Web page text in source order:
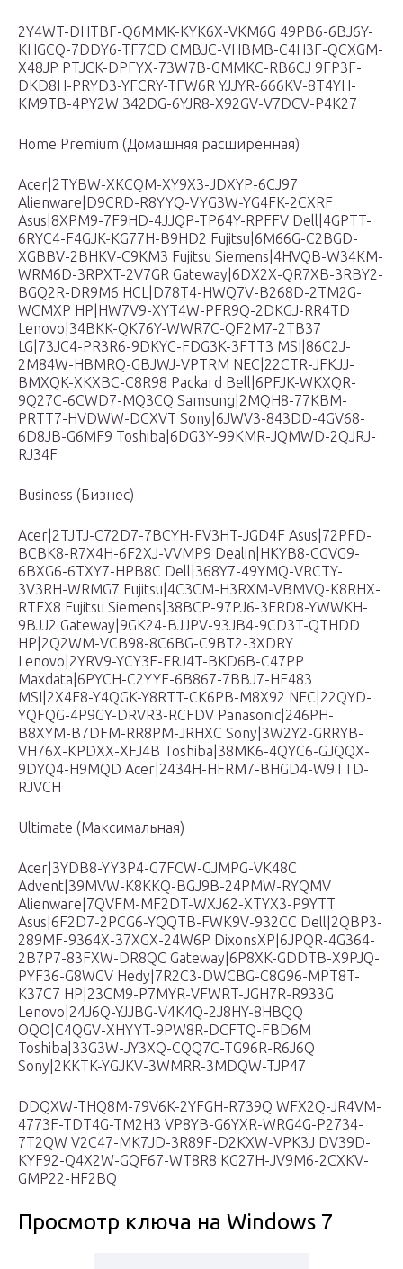
2Y4WT-DHTBF-Q6MMK-KYK6X-VKM6G 49PB6-6BJ6Y-
KHGCQ-7DDY6-TF7CD CMBJC-VHBMB-C4H3F-QCXGM-
X48JP PTJCK-DPFYX-73W7B-GMMKC-RB6CJ 9FP3F-
DKD8H-PRYD3-YFCRY-TFW6R YJJYR-666KV-8T4YH-
KM9TB-4PY2W 342DG-6YJR8-X92GV-V7DCV-P4K27
Home Premium (Домашняя расширенная)
Acer|2TYBW-XKCQM-XY9X3-JDXYP-6CJ97
Alienware|D9CRD-R8YYQ-VYG3W-YG4FK-2CXRF
Asus|8XPM9-7F9HD-4JJQP-TP64Y-RPFFV Dell|4GPTT-
6RYC4-F4GJK-KG77H-B9HD2 Fujitsu|6M66G-C2BGD-
XGBBV-2BHKV-C9KM3 Fujitsu Siemens|4HVQB-W34KM-
WRM6D-3RPXT-2V7GR Gateway|6DX2X-QR7XB-3RBY2-
BGQ2R-DR9M6 HCL|D78T4-HWQ7V-B268D-2TM2G-
WCMXP HP|HW7V9-XYT4W-PFR9Q-2DKGJ-RR4TD
Lenovo|34BKK-QK76Y-WWR7C-QF2M7-2TB37
LG|73JC4-PR3R6-9DKYC-FDG3K-3FTT3 MSI|86C2J-
2M84W-HBMRQ-GBJWJ-VPTRM NEC|22CTR-JFKJJ-
BMXQK-XKXBC-C8R98 Packard Bell|6PFJK-WKXQR-
9Q27C-6CWD7-MQ3CQ Samsung|2MQH8-77KBM-
PRTT7-HVDWW-DCXVT Sony|6JWV3-843DD-4GV68-
6D8JB-G6MF9 Toshiba|6DG3Y-99KMR-JQMWD-2QJRJ-
RJ34F
Business (Бизнес)
Acer|2TJTJ-C72D7-7BCYH-FV3HT-JGD4F Asus|72PFD-
BCBK8-R7X4H-6F2XJ-VVMP9 Dealin|HKYB8-CGVG9-
6BXG6-6TXY7-HPB8C Dell|368Y7-49YMQ-VRCTY-
3V3RH-WRMG7 Fujitsu|4C3CM-H3RXM-VBMVQ-K8RHX-
RTFX8 Fujitsu Siemens|38BCP-97PJ6-3FRD8-YWWKH-
9BJJ2 Gateway|9GK24-BJJPV-93JB4-9CD3T-QTHDD
HP|2Q2WM-VCB98-8C6BG-C9BT2-3XDRY
Lenovo|2YRV9-YCY3F-FRJ4T-BKD6B-C47PP
Maxdata|6PYCH-C2YYF-6B867-7BBJ7-HF483
MSI|2X4F8-Y4QGK-Y8RTT-CK6PB-M8X92 NEC|22QYD-
YQFQG-4P9GY-DRVR3-RCFDV Panasonic|246PH-
B8XYM-B7DFM-RR8PM-JRHXC Sony|3W2Y2-GRRYB-
VH76X-KPDXX-XFJ4B Toshiba|38MK6-4QYC6-GJQQX-
9DYQ4-H9MQD Acer|2434H-HFRM7-BHGD4-W9TTD-
RJVCH
Ultimate (Максимальная)
Acer|3YDB8-YY3P4-G7FCW-GJMPG-VK48C
Advent|39MVW-K8KKQ-BGJ9B-24PMW-RYQMV
Alienware|7QVFM-MF2DT-WXJ62-XTYX3-P9YTT
Asus|6F2D7-2PCG6-YQQTB-FWK9V-932CC Dell|2QBP3-
289MF-9364X-37XGX-24W6P DixonsXP|6JPQR-4G364-
2B7P7-83FXW-DR8QC Gateway|6P8XK-GDDTB-X9PJQ-
PYF36-G8WGV Hedy|7R2C3-DWCBG-C8G96-MPT8T-
K37C7 HP|23CM9-P7MYR-VFWRT-JGH7R-R933G
Lenovo|24J6Q-YJJBG-V4K4Q-2J8HY-8HBQQ
OQO|C4QGV-XHYYT-9PW8R-DCFTQ-FBD6M
Toshiba|33G3W-JY3XQ-CQQ7C-TG96R-R6J6Q
Sony|2KKTK-YGJKV-3WMRR-3MDQW-TJP47
DDQXW-THQ8M-79V6K-2YFGH-R739Q WFX2Q-JR4VM-
4773F-TDT4G-TM2H3 VP8YB-G6YXR-WRG4G-P2734-
7T2QW V2C47-MK7JD-3R89F-D2KXW-VPK3J DV39D-
KYF92-Q4X2W-GQF67-WT8R8 KG27H-JV9M6-2CXKV-
GMP22-HF2BQ
Просмотр ключа на Windows 7